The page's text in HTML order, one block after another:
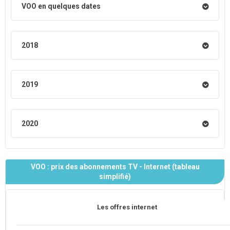
VOO en quelques dates
2018
2019
2020
VOO : prix des abonnements TV - Internet (tableau
simplifié)
Les offres internet